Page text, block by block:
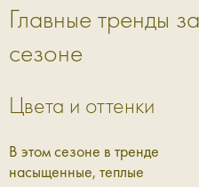
Главные тренды
сезоне
Цвета и оттенки
В этом сезоне в тренде
насыщенные, теплые